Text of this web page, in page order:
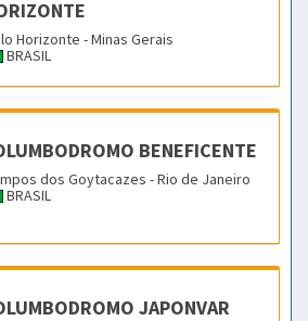
Horizonte - Minas Gerais
BRASIL
BENEFICENTE
dos Goytacazes - Rio de Janeiro
BRASIL
JAPONVAR